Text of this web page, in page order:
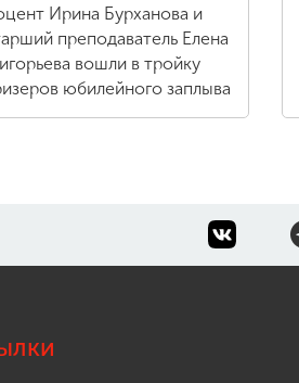
Ирина Бурханова и
преподаватель Елена
вошли в тройку
юбилейного заплыва